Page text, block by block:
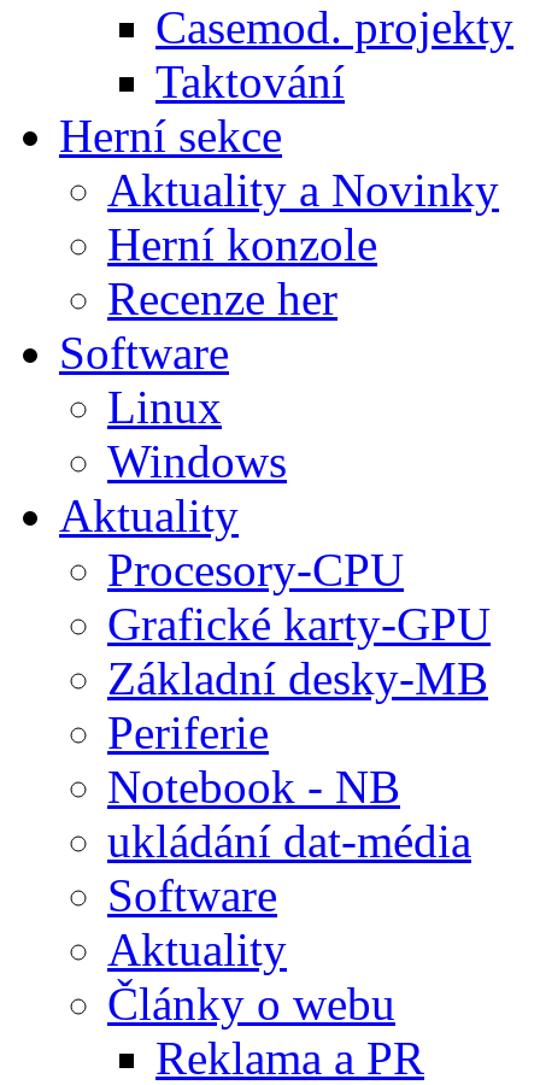
Casemod. projekty
Taktování
Herní sekce
Aktuality a Novinky
Herní konzole
Recenze her
Software
Linux
Windows
Aktuality
Procesory-CPU
Grafické karty-GPU
Základní desky-MB
Periferie
Notebook - NB
ukládání dat-média
Software
Aktuality
Články o webu
Reklama a PR